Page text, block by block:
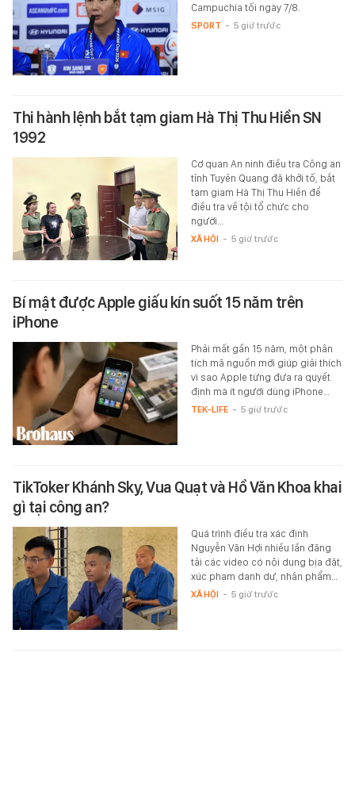
Campuchia tối ngày 7/8.
SPORT - 5 giờ trước
Thi hành lệnh bắt tạm giam Hà Thị Thu Hiền SN
1992
Cơ quan An ninh điều tra Công an
tỉnh Tuyên Quang đã khởi tố, bắt
tạm giam Hà Thị Thu Hiền để
điều tra về tội tổ chức cho
người…
XÃ HỘI - 5 giờ trước
Bí mật được Apple giấu kín suốt 15 năm trên
iPhone
Phải mất gần 15 năm, một phân
tích mã nguồn mới giúp giải thích
vì sao Apple từng đưa ra quyết
định mà ít người dùng iPhone…
TEK-LIFE - 5 giờ trước
TikToker Khánh Sky, Vua Quạt và Hồ Văn Khoa khai
gì tại công an?
Quá trình điều tra xác định
Nguyễn Văn Hợi nhiều lần đăng
tải các video có nội dung bịa đặt,
xúc phạm danh dự, nhân phẩm…
XÃ HỘI - 5 giờ trước